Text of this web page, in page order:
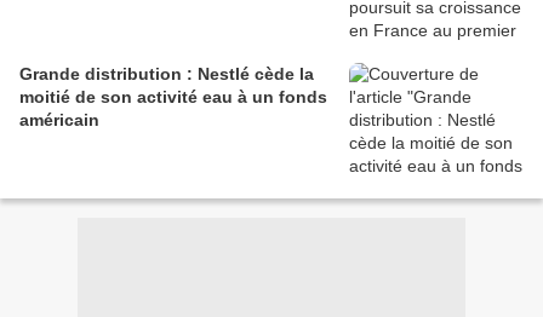
Grande distribution : Nestlé cède la
moitié de son activité eau à un fonds
américain